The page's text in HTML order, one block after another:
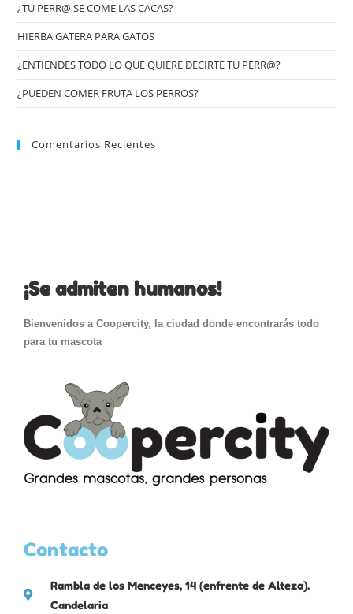
¿TU PERR@ SE COME LAS CACAS?
HIERBA GATERA PARA GATOS
¿ENTIENDES TODO LO QUE QUIERE DECIRTE TU PERR@?
¿PUEDEN COMER FRUTA LOS PERROS?
Comentarios Recientes
¡Se admiten humanos!
Bienvenidos a Coopercity, la ciudad donde encontrarás todo
para tu mascota
Contacto
Rambla de los Menceyes, 14 (enfrente de Alteza).
Candelaria